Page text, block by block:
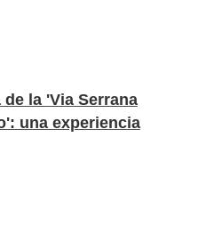
la 'Via Serrana
una experiencia